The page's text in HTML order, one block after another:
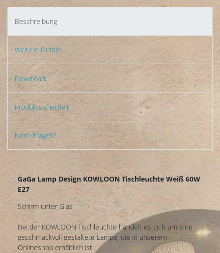
Beschreibung
Weitere Details
Download
Produktsicherheit
Noch Fragen?
GaGa Lamp Design KOWLOON Tischleuchte Weiß 60W
E27
Schirm unter Glas
Bei der KOWLOON Tischleuchte handelt es sich um eine
geschmackvoll gestaltete Lampe, die in unserem
Onlineshop erhältlich ist.